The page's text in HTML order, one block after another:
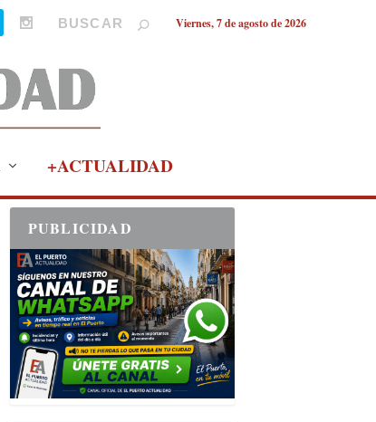
Viernes, 7 de agosto de 2026
+ACTUALIDAD
PUBLICIDAD